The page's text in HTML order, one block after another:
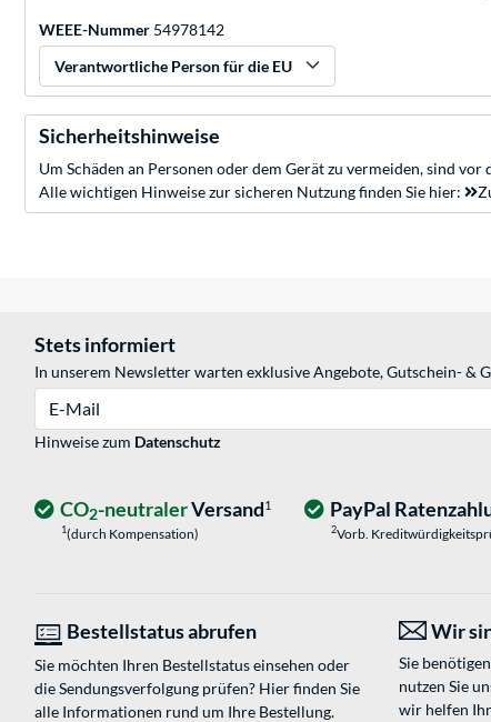
WEEE-Nummer 54978142
Verantwortliche Person für die EU
Sicherheitshinweise
Um Schäden an Personen oder dem Gerät zu vermeiden, sind
Alle wichtigen Hinweise zur sicheren Nutzung finden Sie hier:
Stets informiert
In unserem Newsletter warten exklusive Angebote, Gutschein- &
Hinweise zum Datenschutz
CO2-neutralerVersand1
1(durch Kompensation)
PayPal
2Vorb.
Bestellstatus abrufen
Sie möchten Ihren Bestellstatus einsehen oder
die Sendungsverfolgung prüfen? Hier finden Sie
alle Informationen rund um Ihre Bestellung.
Wir
Sie
nutzen Sie
wir helfen